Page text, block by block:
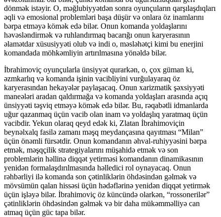
dönmək istəyir. O, məğlubiyyətdən sonra oyunçuların qarşılaşdıqları
əqli və emosional problemləri başa düşür və onlara öz inamlarını
bərpa etməyə kömək edə bilər. Onun komanda yoldaşlarını
həvəsləndirmək və ruhlandırmaq bacarığı onun karyerasının
əlamətdar xüsusiyyəti olub və indi o, məsləhətçi kimi bu enerjini
komandada möhkəmliyin artırılmasına yönəldə bilər.
İbrahimoviç oyunçularla ünsiyyət qurarkən, o, çox güman ki,
əzmkarlıq və komanda işinin vacibliyini vurğulayaraq öz
karyerasından hekayələr paylaşacaq. Onun xarizmatik şəxsiyyəti
maneələri aradan qaldırmağa və komanda yoldaşları arasında açıq
ünsiyyəti təşviq etməyə kömək edə bilər. Bu, rəqabətli idmanlarda
uğur qazanmaq üçün vacib olan inam və yoldaşlıq yaratmaq üçün
vacibdir. Yekun olaraq qeyd edək ki, Zlatan İbrahimoviçin
beynəlxalq fasilə zamanı məşq meydançasına qayıtması “Milan”
üçün önəmli fürsətdir. Onun komandanın əhval-ruhiyyəsini bərpa
etmək, məşqçilik strategiyalarını müşahidə etmək və son
problemlərin həllinə diqqət yetirməsi komandanın dinamikasının
yenidən formalaşdırılmasında həlledici rol oynayacaq. Onun
rəhbərliyi ilə komanda son çətinliklərin öhdəsindən gəlmək və
mövsümün qalan hissəsi üçün hədəflərinə yenidən diqqət yetirmək
üçün işləyə bilər. İbrahimoviç öz küncündə olarkən, “rossonerilər”
çətinliklərin öhdəsindən gəlmək və bir daha mükəmməlliyə can
atmaq üçün güc tapa bilər.